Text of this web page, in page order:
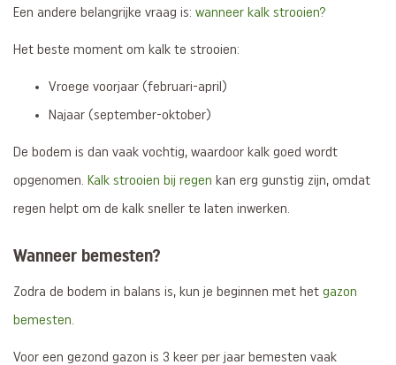
Een andere belangrijke vraag is: wanneer kalk strooien?
Het beste moment om kalk te strooien:
Vroege voorjaar (februari-april)
Najaar (september-oktober)
De bodem is dan vaak vochtig, waardoor kalk goed wordt
opgenomen. Kalk strooien bij regen kan erg gunstig zijn, omdat
regen helpt om de kalk sneller te laten inwerken.
Wanneer bemesten?
Zodra de bodem in balans is, kun je beginnen met het gazon
bemesten.
Voor een gezond gazon is 3 keer per jaar bemesten vaak